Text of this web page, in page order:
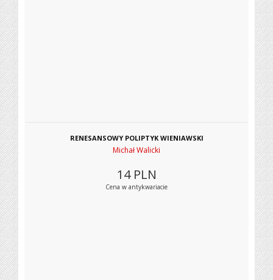
RENESANSOWY POLIPTYK WIENIAWSKI
Michał Walicki
14 PLN
Cena w antykwariacie